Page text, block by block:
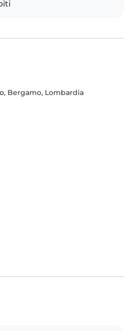
, Bergamo, Lombardia